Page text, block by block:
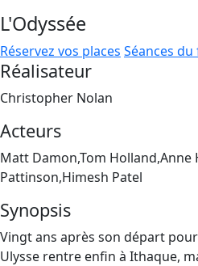
L'Odyssée
Réservez vos places Séances
Réalisateur
Christopher Nolan
Acteurs
Matt Damon,Tom Holland,Anne
Pattinson,Himesh Patel
Synopsis
Vingt ans après son départ
Ulysse rentre enfin à Ithaque,